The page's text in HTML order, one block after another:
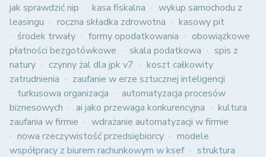
jak sprawdzić nip kasa fiskalna
wykup samochodu z
leasingu
roczna składka zdrowotna
kasowy pit
środek trwały
formy opodatkowania
obowiązkowe
płatności bezgotówkowe
skala podatkowa
spis z
natury
czynny żal dla jpk v7
koszt całkowity
zatrudnienia
zaufanie w erze sztucznej inteligencji
turkusowa organizacja
automatyzacja procesów
biznesowych
ai jako przewaga konkurencyjna
kultura
zaufania w firmie
wdrażanie automatyzacji w firmie
nowa rzeczywistość przedsiębiorcy
modele
współpracy z biurem rachunkowym w ksef
struktura